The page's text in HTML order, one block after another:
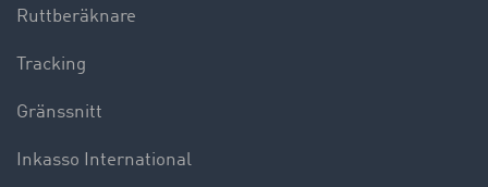
Ruttberäknare
Tracking
Gränssnitt
Inkasso International